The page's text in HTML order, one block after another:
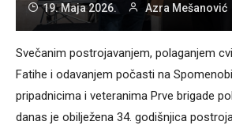
19. Maja 2026. Azra Mešanović
Svečanim postrojavanjem, polaganjem
Fatihe i odavanjem počasti na
pripadnicima i veteranima Prve brigade
danas je obilježena 34. godišnjica